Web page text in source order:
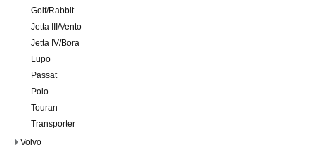
Golf/Rabbit
Jetta III/Vento
Jetta IV/Bora
Lupo
Passat
Polo
Touran
Transporter
Volvo